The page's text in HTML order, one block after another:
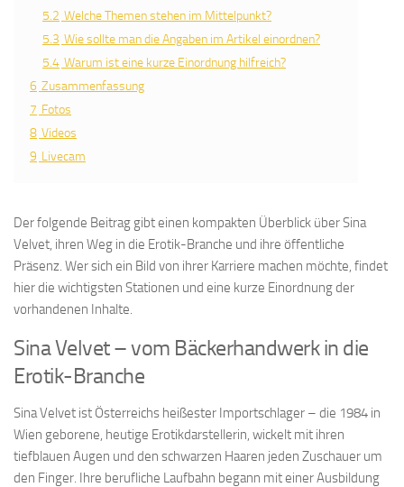
5.2 Welche Themen stehen im Mittelpunkt?
5.3 Wie sollte man die Angaben im Artikel einordnen?
5.4 Warum ist eine kurze Einordnung hilfreich?
6 Zusammenfassung
7 Fotos
8 Videos
9 Livecam
Der folgende Beitrag gibt einen kompakten Überblick über Sina
Velvet, ihren Weg in die Erotik-Branche und ihre öffentliche
Präsenz. Wer sich ein Bild von ihrer Karriere machen möchte, findet
hier die wichtigsten Stationen und eine kurze Einordnung der
vorhandenen Inhalte.
Sina Velvet – vom Bäckerhandwerk in die
Erotik-Branche
Sina Velvet ist Österreichs heißester Importschlager – die 1984 in
Wien geborene, heutige Erotikdarstellerin, wickelt mit ihren
tiefblauen Augen und den schwarzen Haaren jeden Zuschauer um
den Finger. Ihre berufliche Laufbahn begann mit einer Ausbildung